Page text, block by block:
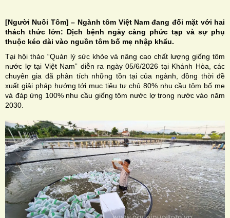
[Người Nuôi Tôm] – Ngành tôm Việt Nam đang đối mặt với hai
thách thức lớn: Dịch bệnh ngày càng phức tạp và sự phụ
thuộc kéo dài vào nguồn tôm bố mẹ nhập khẩu.
Tại hội thảo “Quản lý sức khỏe và nâng cao chất lượng giống tôm
nước lợ tại Việt Nam” diễn ra ngày 05/6/2026 tại Khánh Hòa, các
chuyên gia đã phân tích những tồn tại của ngành, đồng thời đề
xuất giải pháp hướng tới mục tiêu tự chủ 80% nhu cầu tôm bố mẹ
và đáp ứng 100% nhu cầu giống tôm nước lợ trong nước vào năm
2030.